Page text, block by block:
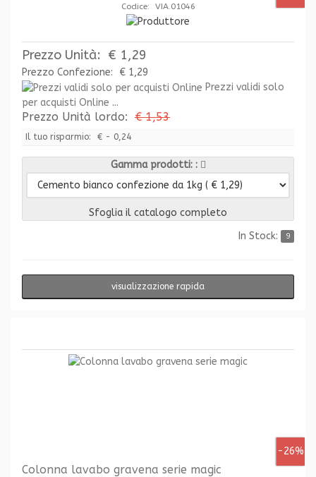
Codice: VIA.01046
Prezzo Unità: € 1,29
Prezzo Confezione:
€ 1,29
Prezzi validi solo
per acquisti Online ...
Prezzo Unità lordo: € 1,53
Il tuo risparmio: € - 0,24
Gamma prodotti:
Sfoglia il catalogo completo
In Stock:
9
visualizzazione rapida
-26%
Colonna lavabo gravena serie magic